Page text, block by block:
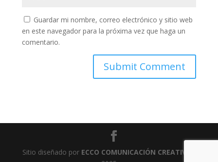
Guardar mi nombre, correo electrónico y sitio web
en este navegador para la próxima vez que haga un
comentario.
Sitio diseñado por ECCO COMUNICACIÓN CREATIVA